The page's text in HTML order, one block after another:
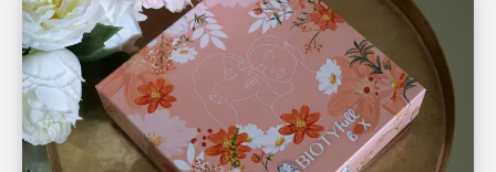
:
La
Box
Beauté
«
Un
Air